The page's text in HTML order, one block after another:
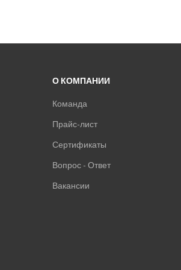
О КОМПАНИИ
Команда
Прайс-лист
Сертификаты
Вопрос - Ответ
Вакансии